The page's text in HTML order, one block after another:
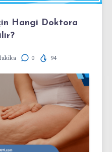
Hangi Doktora
0 94